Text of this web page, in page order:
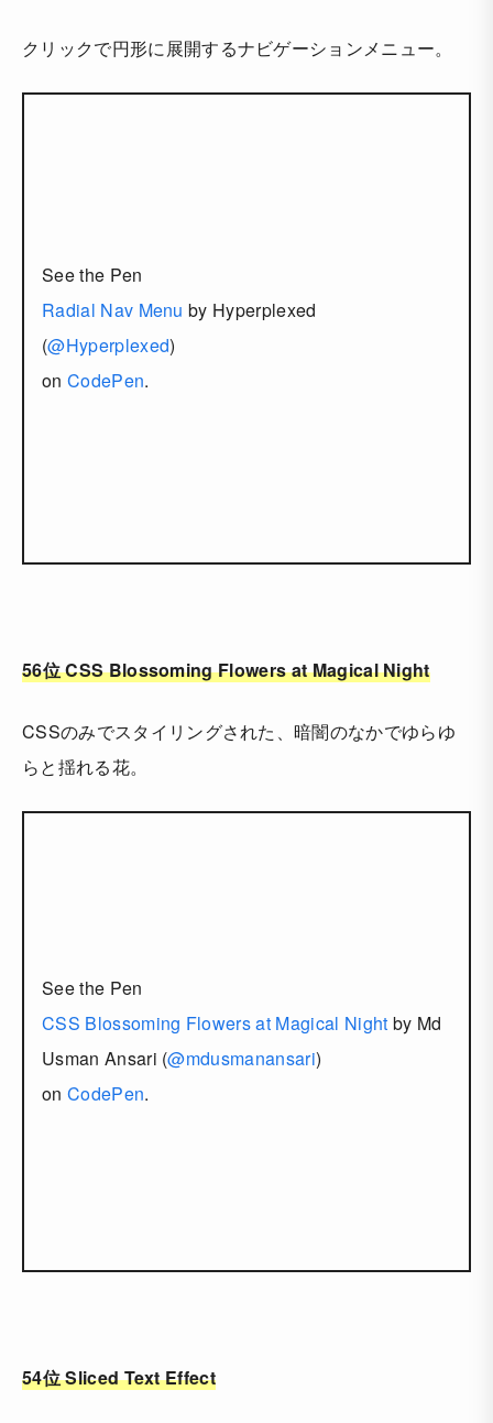
クリックで円形に展開するナビゲーションメニュー。
See the Pen
Radial Nav Menu by Hyperplexed
(@Hyperplexed)
on CodePen.
56位 CSS Blossoming Flowers at Magical Night
CSSのみでスタイリングされた、暗闇のなかでゆらゆ
らと揺れる花。
See the Pen
CSS Blossoming Flowers at Magical Night by Md
Usman Ansari (@mdusmanansari)
on CodePen.
54位 Sliced Text Effect